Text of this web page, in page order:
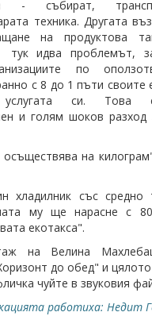
- събират,
техника. Другата
на продуктова
идва проблемът,
по
с 8 до 1 пъти своите
си. Това
и голям шоков разход
осъществява на
хладилник със средно
му ще нарасне с
екотакса".
на Велина
до обед" и
чуйте в звуковия
работиха: Недит